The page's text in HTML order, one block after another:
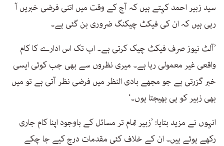
سید زبیر احمد کہتے ہیں کہ آج کے وقت میں اتنی فرضی خبریں آ
رہی ہیں کہ ان کی فیکٹ چیکنگ ضروری بن گئی ہے۔
’آلٹ نیوز صرف فیکٹ چیک کرتی ہے۔ اب تک اس ادارے کا کام
واقعی غیر معمولی رہا ہے۔ میری نظروں سے بھی جب کوئی ایسی
خبر گزرتی ہے جو مجھے بادی النظر میں فرضی نظر آتی ہے تو میں
بھی زبیر کو ہی بھیجتا ہوں۔‘
انہوں نے مزید بتایا: ’زبیر تمام تر مسائل کے باوجود اپنا کام جاری
رکھے ہوئے ہیں۔ ان کے خلاف کئی مقدمات درج کیے جا چکے